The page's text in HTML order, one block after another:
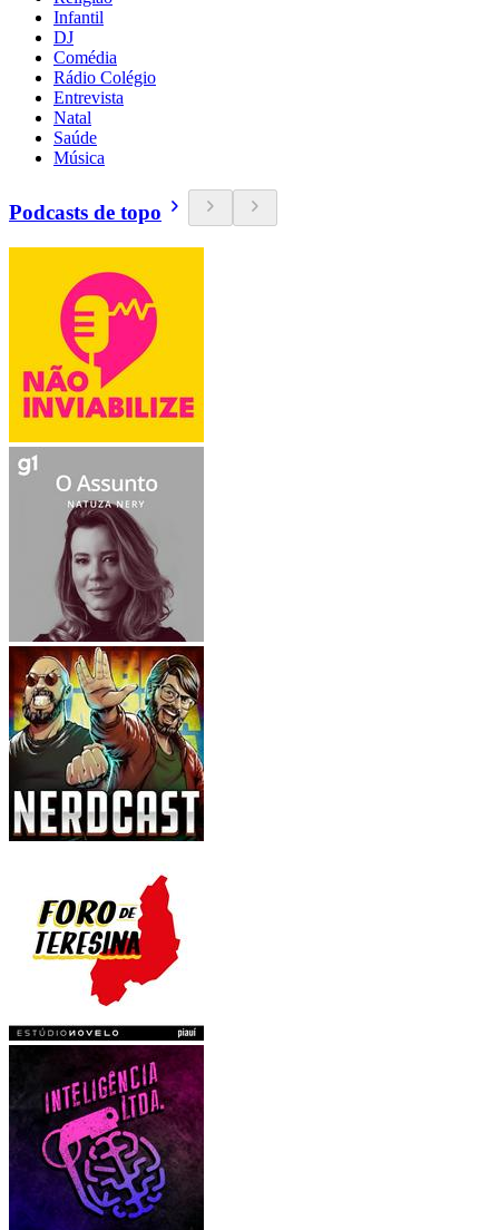
Infantil
DJ
Comédia
Rádio Colégio
Entrevista
Natal
Saúde
Música
Podcasts de topo